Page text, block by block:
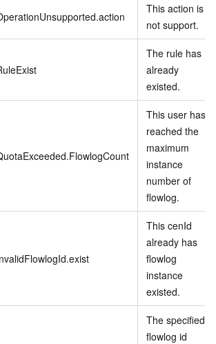
This action is
not support.
The rule has
already
existed.
This user has
reached the
maximum
instance
number of
flowlog.
This cenId
already has
flowlog
instance
existed.
The specified
flowlog id